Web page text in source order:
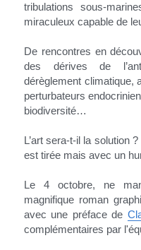
tribulations sous-
miraculeux capable de
De rencontres en
des dérives de
dérèglement climatique,
perturbateurs
biodiversité…
L’art sera-t-il la solution
est tirée mais avec un
Le 4 octobre, ne
magnifique roman
avec une préface de
complémentaires par